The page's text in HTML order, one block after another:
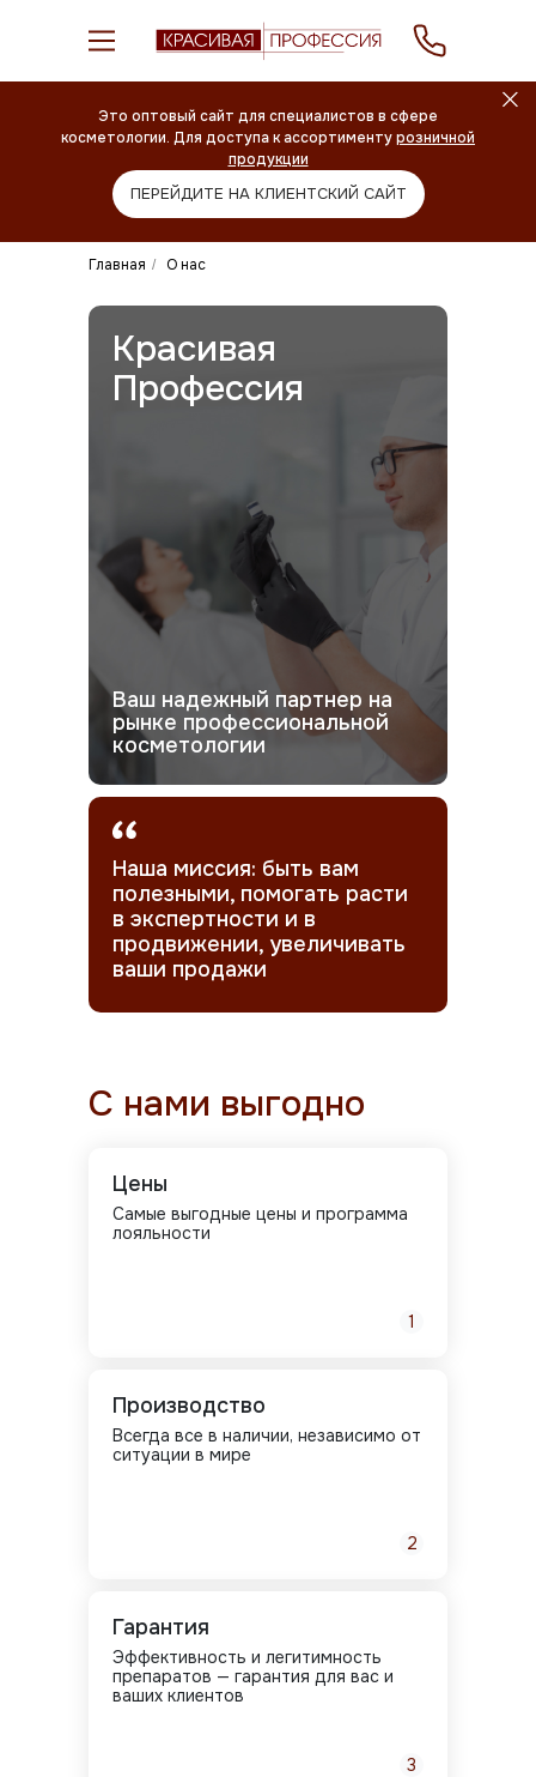
Это оптовый сайт для специалистов в сфере
косметологии. Для доступа к ассортиментурозничной
продукции
ПЕРЕЙДИТЕ НА КЛИЕНТСКИЙ САЙТ
Главная / О нас
Красивая
Профессия
Ваш надежный партнер на
рынке профессиональной
косметологии
Наша миссия: быть вам
полезными, помогать расти
в экспертности и в
продвижении, увеличивать
ваши продажи
С нами выгодно
Цены
Самые выгодные цены и программа
лояльности
1
Производство
Всегда все в наличии, независимо от
ситуации в мире
2
Гарантия
Эффективность и легитимность
препаратов — гарантия для вас и
ваших клиентов
3